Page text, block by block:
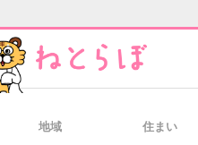
地域 住まい